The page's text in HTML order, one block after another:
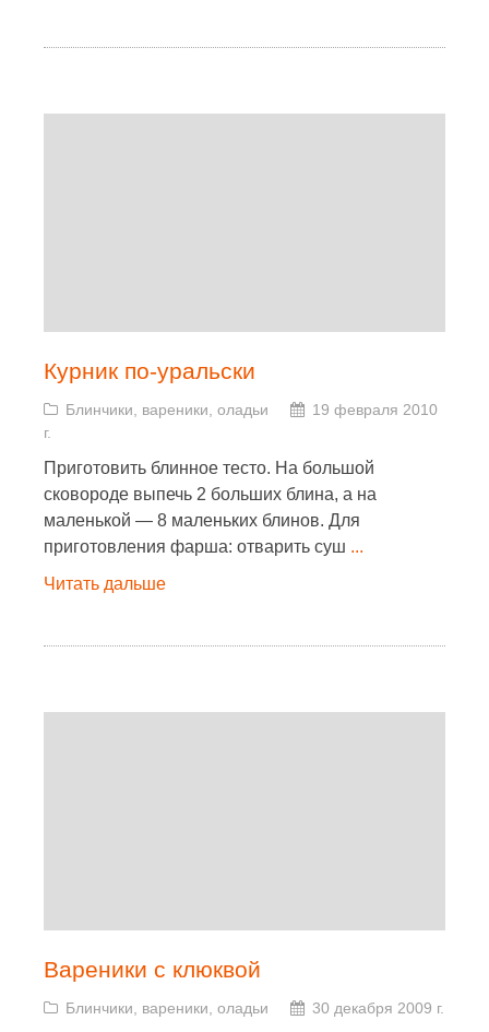
Курник по-уральски
Блинчики, вареники, оладьи
19 февраля 2010
г.
Приготовить блинное тесто. На большой
сковороде выпечь 2 больших блина, а на
маленькой — 8 маленьких блинов. Для
приготовления фарша: отварить суш ...
Читать дальше
Вареники с клюквой
Блинчики, вареники, оладьи 30 декабря 2009 г.